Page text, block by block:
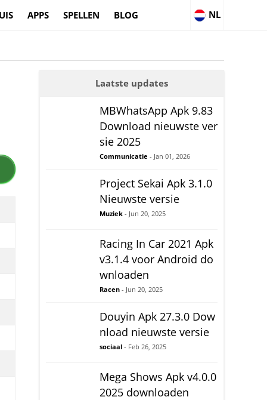
APPS SPELLEN BLOG NL
Laatste updates
MBWhatsApp Apk 9.83
Download nieuwste ver
sie 2025
Communicatie - Jan 01, 2026
Project Sekai Apk 3.1.0
Nieuwste versie
Muziek - Jun 20, 2025
Racing In Car 2021 Apk
v3.1.4 voor Android do
wnloaden
Racen - Jun 20, 2025
Douyin Apk 27.3.0 Dow
nload nieuwste versie
sociaal - Feb 26, 2025
Mega Shows Apk v4.0.0
2025 downloaden